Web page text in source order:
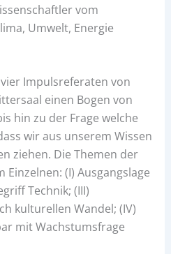
vom
Umwelt, Energie
Impulsreferaten von
einen Bogen von
hin zu der Frage welche
wir aus unserem Wissen
ziehen. Die Themen der
(I) Ausgangslage
Technik; (III)
kulturellen Wandel; (IV)
mit Wachstumsfrage